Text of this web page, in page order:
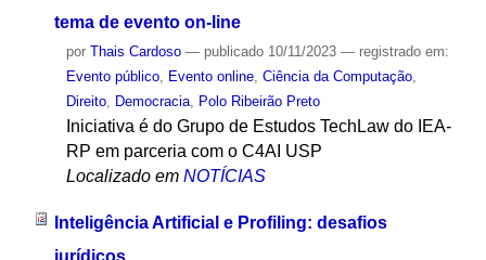
tema de evento on-line
por Thais Cardoso — publicado10/11/2023 — registrado em:
Evento público, Evento online, Ciência da Computação,
Direito, Democracia, Polo Ribeirão Preto
Iniciativa é do Grupo de Estudos TechLaw do IEA-
RP em parceria com o C4AI USP
Localizado em NOTÍCIAS
Inteligência Artificial e Profiling: desafios
jurídicos